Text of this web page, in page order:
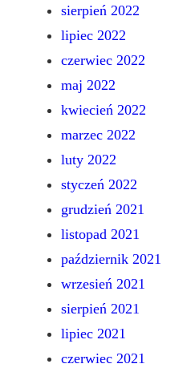
sierpień 2022
lipiec 2022
czerwiec 2022
maj 2022
kwiecień 2022
marzec 2022
luty 2022
styczeń 2022
grudzień 2021
listopad 2021
październik 2021
wrzesień 2021
sierpień 2021
lipiec 2021
czerwiec 2021